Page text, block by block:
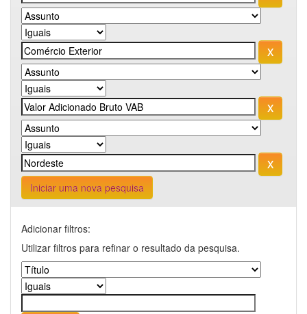
Iniciar uma nova pesquisa
Adicionar filtros:
Utilizar filtros para refinar o resultado da pesquisa.